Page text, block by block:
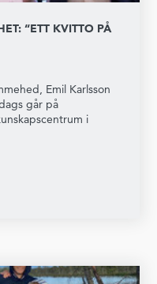
“ETT KVITTO PÅ
Emil Karlsson
går på
i